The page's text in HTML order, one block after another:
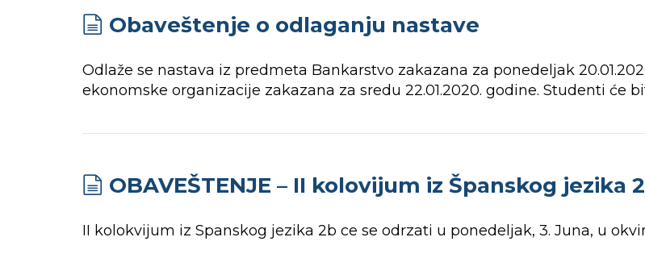
Obaveštenje o odlaganju nastave
Odlaže se nastava iz predmeta Bankarstvo zakazana za ponedeljak
ekonomske organizacije zakazana za sredu 22.01.2020. godine. Studenti će
OBAVEŠTENJE – II kolovijum iz Španskog jezika
II kolokvijum iz Spanskog jezika 2b ce se odrzati u ponedeljak, 3. Juna, u